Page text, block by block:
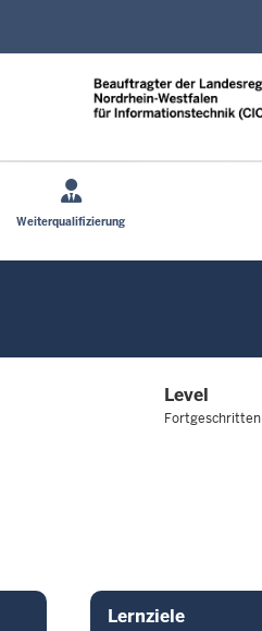
Weiterqualifizierung
Level
Fortgeschritten
Lernziele